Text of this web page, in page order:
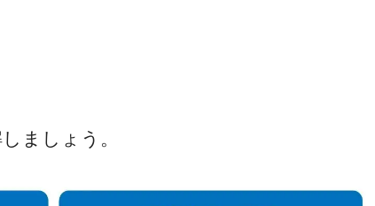
ましょう。